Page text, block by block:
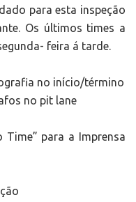
para esta inspeção
Os últimos times a
feira á tarde.
no início/término
no pit lane
Time” para a Imprensa